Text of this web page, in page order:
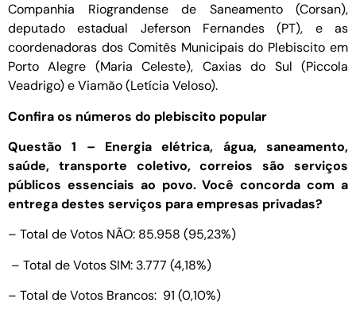
Companhia Riograndense de Saneamento (Corsan),
deputado estadual Jeferson Fernandes (PT), e as
coordenadoras dos Comitês Municipais do Plebiscito em
Porto Alegre (Maria Celeste), Caxias do Sul (Piccola
Veadrigo) e Viamão (Letícia Veloso).
Confira os números do plebiscito popular
Questão 1 – Energia elétrica, água, saneamento,
saúde, transporte coletivo, correios são serviços
públicos essenciais ao povo. Você concorda com a
entrega destes serviços para empresas privadas?
– Total de Votos NÃO: 85.958 (95,23%)
– Total de Votos SIM: 3.777 (4,18%)
– Total de Votos Brancos: 91 (0,10%)